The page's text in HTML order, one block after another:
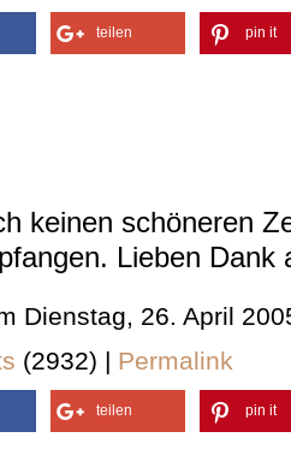
teilen pin it
keinen schöneren
Lieben Dank
Dienstag, 26. April
(2932) | Permalink
teilen pin it